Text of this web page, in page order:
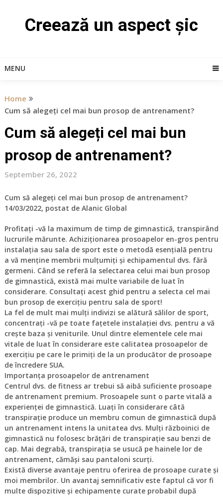
contentCreează un aspect șic
MENU
Home
Cum să alegeți cel mai bun prosop de antrenament?
Cum să alegeți cel mai bun
prosop de antrenament?
September 26, 2022
Cum să alegeți cel mai bun prosop de antrenament?
14/03/2022, postat de Alanic Global
Profitați -vă la maximum de timp de gimnastică, transpirând
lucrurile mărunte. Achiziționarea prosoapelor en-gros pentru
instalația sau sala de sport este o metodă esențială pentru
a vă menține membrii mulțumiți și echipamentul dvs. fără
germeni. Când se referă la selectarea celui mai bun prosop
de gimnastică, există mai multe variabile de luat în
considerare. Consultați acest ghid pentru a selecta cel mai
bun prosop de exercițiu pentru sala de sport!
La fel de mult mai mulți indivizi se alătură sălilor de sport,
concentrați -vă pe toate fațetele instalației dvs. pentru a vă
crește baza și veniturile. Unul dintre elementele cele mai
vitale de luat în considerare este calitatea prosoapelor de
exercițiu pe care le primiți de la un producător de prosoape
de încredere SUA.
Importanța prosoapelor de antrenament
Centrul dvs. de fitness ar trebui să aibă suficiente prosoape
de antrenament premium. Prosoapele sunt o parte vitală a
experienței de gimnastică. Luați în considerare câtă
transpirație produce un membru comun de gimnastică după
un antrenament intens la unitatea dvs. Mulți războinici de
gimnastică nu folosesc brățări de transpirație sau benzi de
cap. Mai degrabă, transpirația se usucă pe hainele lor de
antrenament, cămăși sau pantaloni scurți.
Există diverse avantaje pentru oferirea de prosoape curate și
moi membrilor. Un avantaj semnificativ este faptul că vor fi
multe dispozitive și echipamente curate probabil după